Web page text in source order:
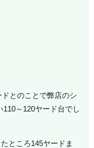
とのことで弊店のシ
～120ヤード台でし
ところ145ヤードま